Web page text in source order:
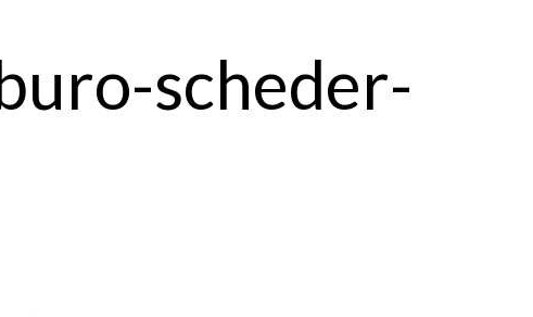
scheder-